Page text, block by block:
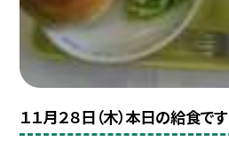
１１月２８日（木）本日の給食です